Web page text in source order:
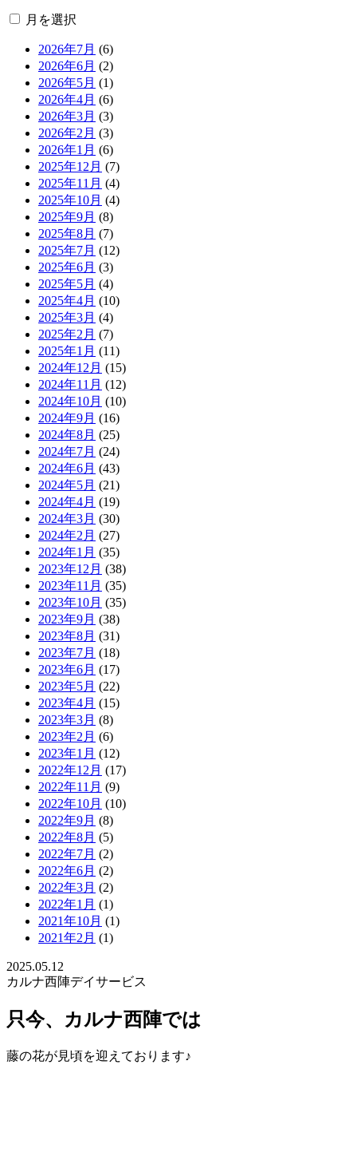
月を選択
2026年7月 (6)
2026年6月 (2)
2026年5月 (1)
2026年4月 (6)
2026年3月 (3)
2026年2月 (3)
2026年1月 (6)
2025年12月 (7)
2025年11月 (4)
2025年10月 (4)
2025年9月 (8)
2025年8月 (7)
2025年7月 (12)
2025年6月 (3)
2025年5月 (4)
2025年4月 (10)
2025年3月 (4)
2025年2月 (7)
2025年1月 (11)
2024年12月 (15)
2024年11月 (12)
2024年10月 (10)
2024年9月 (16)
2024年8月 (25)
2024年7月 (24)
2024年6月 (43)
2024年5月 (21)
2024年4月 (19)
2024年3月 (30)
2024年2月 (27)
2024年1月 (35)
2023年12月 (38)
2023年11月 (35)
2023年10月 (35)
2023年9月 (38)
2023年8月 (31)
2023年7月 (18)
2023年6月 (17)
2023年5月 (22)
2023年4月 (15)
2023年3月 (8)
2023年2月 (6)
2023年1月 (12)
2022年12月 (17)
2022年11月 (9)
2022年10月 (10)
2022年9月 (8)
2022年8月 (5)
2022年7月 (2)
2022年6月 (2)
2022年3月 (2)
2022年1月 (1)
2021年10月 (1)
2021年2月 (1)
2025.05.12
カルナ西陣デイサービス
只今、カルナ西陣では
藤の花が見頃を迎えております♪